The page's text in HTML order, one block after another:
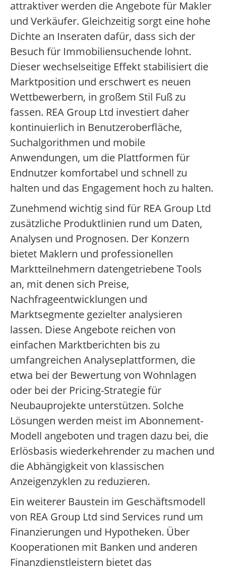
attraktiver werden die Angebote für Makler
und Verkäufer. Gleichzeitig sorgt eine hohe
Dichte an Inseraten dafür, dass sich der
Besuch für Immobiliensuchende lohnt.
Dieser wechselseitige Effekt stabilisiert die
Marktposition und erschwert es neuen
Wettbewerbern, in großem Stil Fuß zu
fassen. REA Group Ltd investiert daher
kontinuierlich in Benutzeroberfläche,
Suchalgorithmen und mobile
Anwendungen, um die Plattformen für
Endnutzer komfortabel und schnell zu
halten und das Engagement hoch zu halten.
Zunehmend wichtig sind für REA Group Ltd
zusätzliche Produktlinien rund um Daten,
Analysen und Prognosen. Der Konzern
bietet Maklern und professionellen
Marktteilnehmern datengetriebene Tools
an, mit denen sich Preise,
Nachfrageentwicklungen und
Marktsegmente gezielter analysieren
lassen. Diese Angebote reichen von
einfachen Marktberichten bis zu
umfangreichen Analyseplattformen, die
etwa bei der Bewertung von Wohnlagen
oder bei der Pricing-Strategie für
Neubauprojekte unterstützen. Solche
Lösungen werden meist im Abonnement-
Modell angeboten und tragen dazu bei, die
Erlösbasis wiederkehrender zu machen und
die Abhängigkeit von klassischen
Anzeigenzyklen zu reduzieren.
Ein weiterer Baustein im Geschäftsmodell
von REA Group Ltd sind Services rund um
Finanzierungen und Hypotheken. Über
Kooperationen mit Banken und anderen
Finanzdienstleistern bietet das